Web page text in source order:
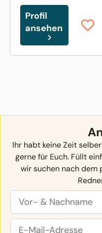
Profil
ansehen
Ihr habt keine Zeit
gerne für Euch. Füllt
wir suchen nach dem